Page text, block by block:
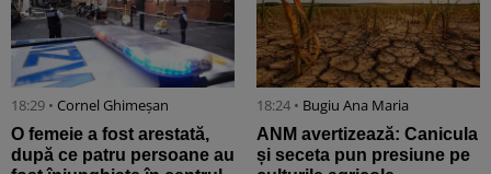
18:29 • Cornel Ghimeșan
O femeie a fost arestată,
după ce patru persoane au
18:24 • Bugiu ⁠Ana Maria
ANM avertizează: Canicula
și seceta pun presiune pe